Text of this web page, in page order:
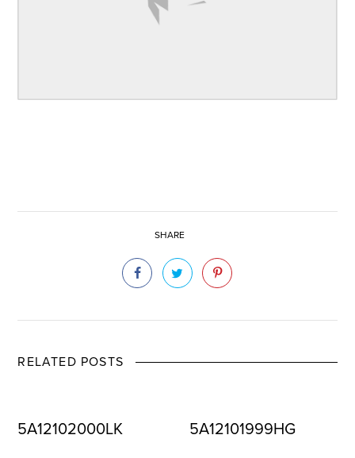
SHARE
RELATED POSTS
5A12102000LK 5A12101999HG